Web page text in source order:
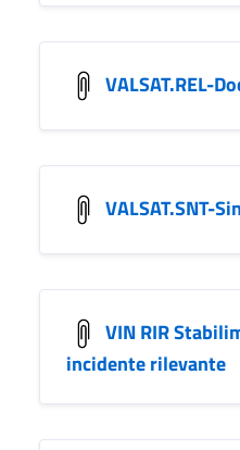
VALSAT.REL-
VALSAT.SNT-
VIN RIR
incidente rilevante